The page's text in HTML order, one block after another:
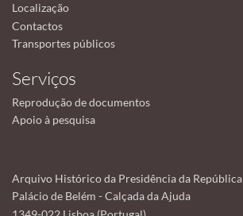
Localização
Contactos
Transportes públicos
Serviços
Reprodução de documentos
Apoio à pesquisa
Arquivo Histórico da Presidência da República
Palácio de Belém - Calçada da Ajuda